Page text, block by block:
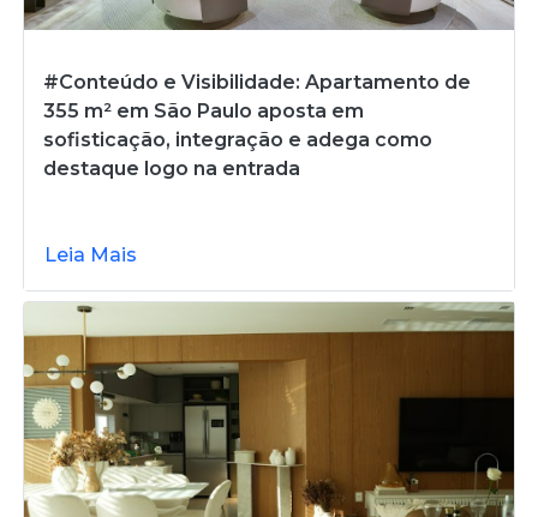
#Conteúdo e Visibilidade: Apartamento de
355 m² em São Paulo aposta em
sofisticação, integração e adega como
destaque logo na entrada
Leia Mais